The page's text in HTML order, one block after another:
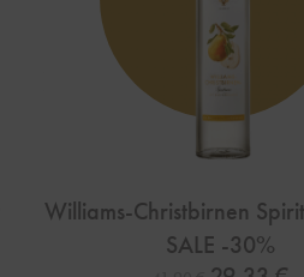
Williams-Christbirnen
SALE -30%